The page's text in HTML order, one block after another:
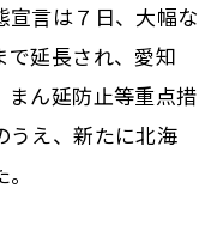
宣言は７日、大幅な
で延長され、愛知
まん延防止等重点措
うえ、新たに北海